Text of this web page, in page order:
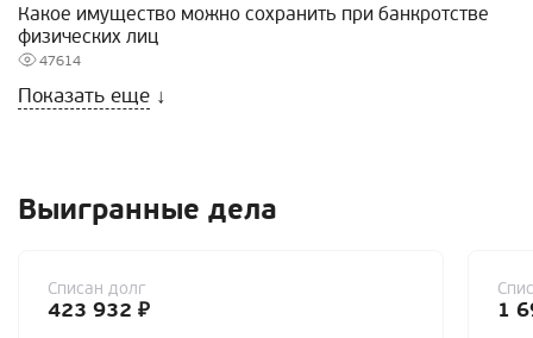
Какое имущество можно сохранить при банкротстве
физических лиц
47614
Показать еще ↓
Выигранные дела
Списан долг
423 932 ₽ 1